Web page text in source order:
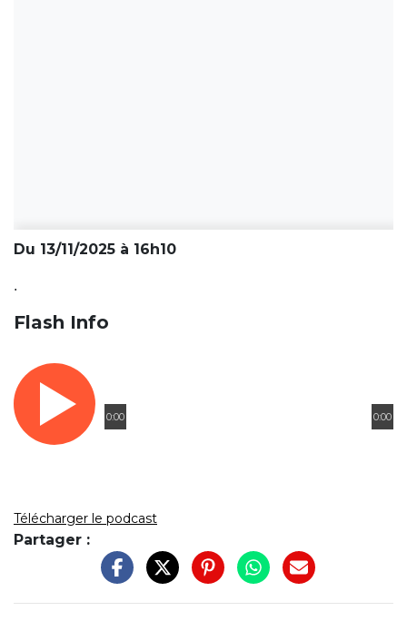
Du 13/11/2025 à 16h10
.
Flash Info
0:00 0:00
Télécharger le podcast
Partager :